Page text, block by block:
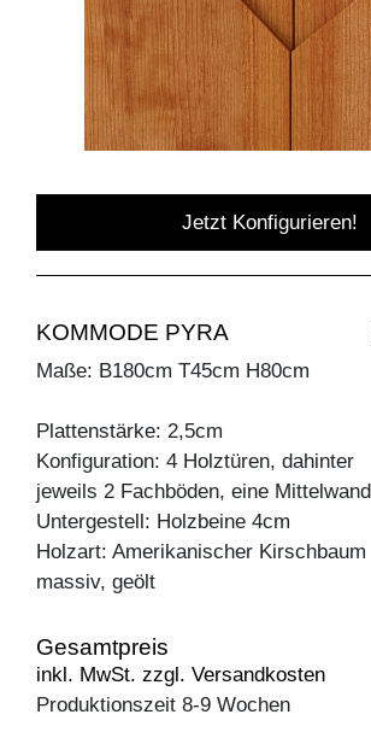
Jetzt Konfigurieren!
KOMMODE PYRA
Maße: B180cm T45cm H80cm
Plattenstärke: 2,5cm
Konfiguration: 4 Holztüren, dahinter
jeweils 2 Fachböden, eine Mittelwand
Untergestell: Holzbeine 4cm
Holzart: Amerikanischer Kirschbaum
massiv, geölt
Gesamtpreis
inkl. MwSt. zzgl. Versandkosten
Produktionszeit 8-9 Wochen